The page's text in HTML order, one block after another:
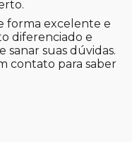
forma excelente e
diferenciado e
sanar suas dúvidas.
contato para saber